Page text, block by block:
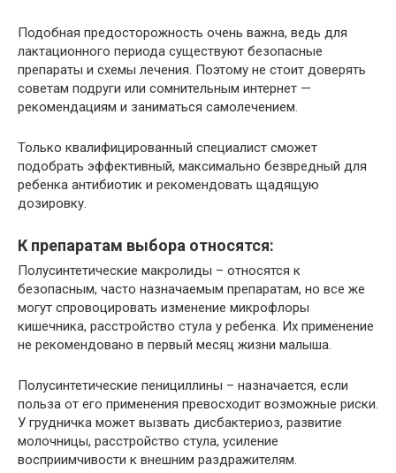
Подобная предосторожность очень важна, ведь для
лактационного периода существуют безопасные
препараты и схемы лечения. Поэтому не стоит доверять
советам подруги или сомнительным интернет —
рекомендациям и заниматься самолечением.
Только квалифицированный специалист сможет
подобрать эффективный, максимально безвредный для
ребенка антибиотик и рекомендовать щадящую
дозировку.
К препаратам выбора относятся:
Полусинтетические макролиды – относятся к
безопасным, часто назначаемым препаратам, но все же
могут спровоцировать изменение микрофлоры
кишечника, расстройство стула у ребенка. Их применение
не рекомендовано в первый месяц жизни малыша.
Полусинтетические пенициллины – назначается, если
польза от его применения превосходит возможные риски.
У грудничка может вызвать дисбактериоз, развитие
молочницы, расстройство стула, усиление
восприимчивости к внешним раздражителям.